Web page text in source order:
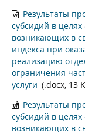
Результаты
субсидий в
возникающих в
индекса при
реализацию
ограничения
услуги (.docx, 13
Результаты
субсидий в
возникающих в